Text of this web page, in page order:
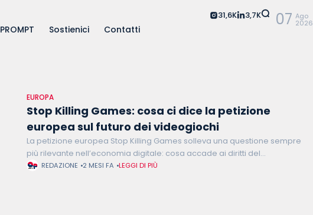
PROMPT Sostienici Contatti
31,6K 3,7K 07 Ago
2026
EUROPA
Stop Killing Games: cosa ci dice la petizione
europea sul futuro dei videogiochi
La petizione europea Stop Killing Games solleva una questione sempre
più rilevante nell’economia digitale: cosa accade ai diritti del
consumatore quando un videogioco acquistato diventa inutilizzabile a
REDAZIONE 2 MESI FA LEGGI DI PIÙ